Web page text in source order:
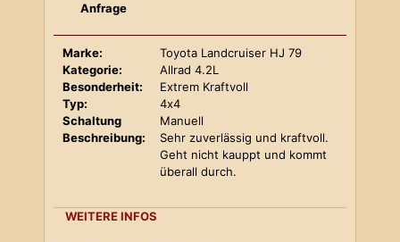
Anfrage
Marke:
Toyota Landcruiser HJ 79
Kategorie:
Allrad 4.2L
Besonderheit:
Extrem Kraftvoll
Typ:
4x4
Schaltung
Manuell
Beschreibung:
Sehr zuverlässig und kraftvoll.
Geht nicht kauppt und kommt
überall durch.
WEITERE INFOS